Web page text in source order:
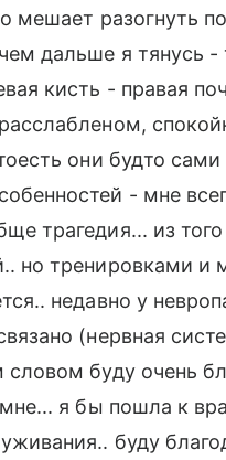
мешает разогнуть
дальше я тянусь
кисть - правая
они будто
- мне
трагедия... из
но тренировками и
недавно у
(нервная
буду очень
мне... я бы пошла к
буду